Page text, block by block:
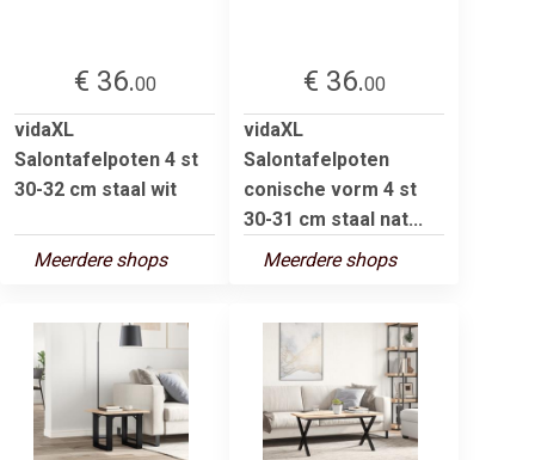
€ 36.00
vidaXL
Salontafelpoten 4 st
30-32 cm staal wit
Meerdere shops
€ 36.00
vidaXL
Salontafelpoten
conische vorm 4 st
30-31 cm staal nat...
Meerdere shops